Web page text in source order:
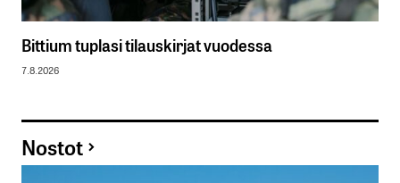
Bittium tuplasi tilauskirjat vuodessa
7.8.2026
Nostot